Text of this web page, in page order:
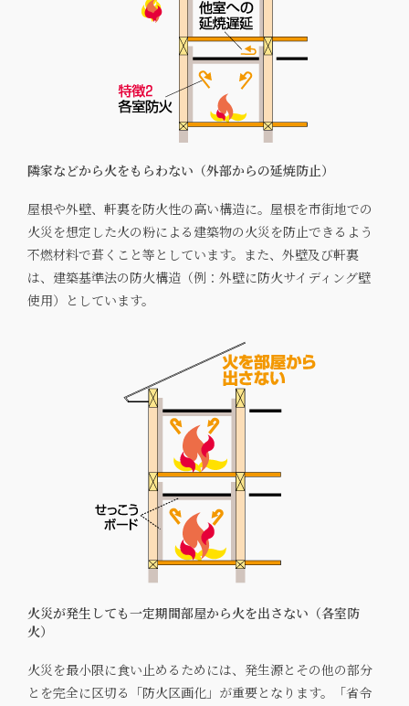
隣家などから火をもらわない（外部からの延焼防止）
屋根や外壁、軒裏を防火性の高い構造に。屋根を市街地での
火災を想定した火の粉による建築物の火災を防止できるよう
不燃材料で葺くこと等としています。また、外壁及び軒裏
は、建築基準法の防火構造（例：外壁に防火サイディング壁
使用）としています。
火災が発生しても一定期間部屋から火を出さない（各室防
火）
火災を最小限に食い止めるためには、発生源とその他の部分
とを完全に区切る「防火区画化」が重要となります。「省令